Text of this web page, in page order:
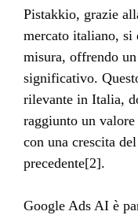
Pistakkio, grazie
mercato italiano, si
misura, offrendo
significativo.
rilevante in Italia,
raggiunto un
con una crescita
precedente[2].
Google Ads AI è